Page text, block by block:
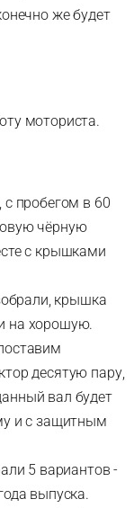
же будет
моториста.
с пробегом в 60
чёрную
с крышками
крышка
на хорошую.
десятую пару,
вал будет
и с защитным
5 вариантов -
выпуска.